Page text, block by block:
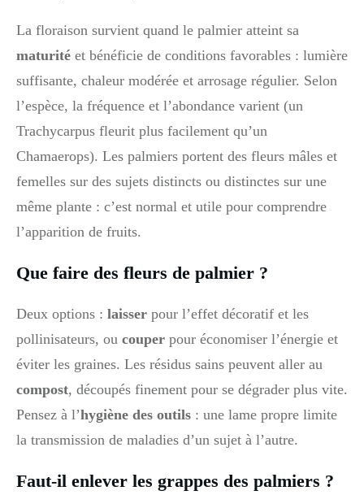
La floraison survient quand le palmier atteint sa
maturité et bénéficie de conditions favorables : lumière
suffisante, chaleur modérée et arrosage régulier. Selon
l’espèce, la fréquence et l’abondance varient (un
Trachycarpus fleurit plus facilement qu’un
Chamaerops). Les palmiers portent des fleurs mâles et
femelles sur des sujets distincts ou distinctes sur une
même plante : c’est normal et utile pour comprendre
l’apparition de fruits.
Que faire des fleurs de palmier ?
Deux options : laisser pour l’effet décoratif et les
pollinisateurs, ou couper pour économiser l’énergie et
éviter les graines. Les résidus sains peuvent aller au
compost, découpés finement pour se dégrader plus vite.
Pensez à l’hygiène des outils : une lame propre limite
la transmission de maladies d’un sujet à l’autre.
Faut-il enlever les grappes des palmiers ?